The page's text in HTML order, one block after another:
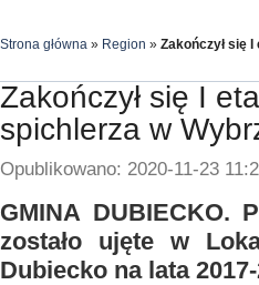
Strona główna » Region » Zakończył się
Zakończył się I
spichlerza w
Opublikowano: 2020-11-23
GMINA DUBIECKO.
zostało ujęte w
Dubiecko na lata